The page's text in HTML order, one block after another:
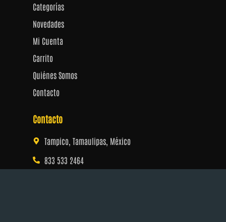
Categorías
Novedades
Mi Cuenta
Carrito
Quiénes Somos
Contacto
Contacto
Tampico, Tamaulipas, México
833 533 2464